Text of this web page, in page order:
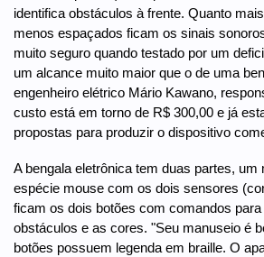
identifica obstáculos à frente. Quanto
menos espaçados ficam os sinais
muito seguro quando testado por um
um alcance muito maior que o de uma
engenheiro elétrico Mário Kawano,
custo está em torno de R$ 300,00 e já
propostas para produzir o dispositivo
A bengala eletrônica tem duas partes, um
espécie mouse com os dois sensores
ficam os dois botões com comandos para
obstáculos e as cores. "Seu manuseio é
botões possuem legenda em braille. O